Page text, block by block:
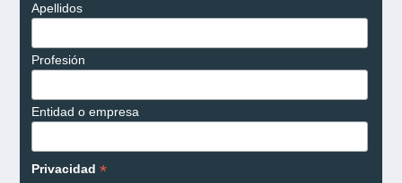
Apellidos
Profesión
Entidad o empresa
Privacidad *